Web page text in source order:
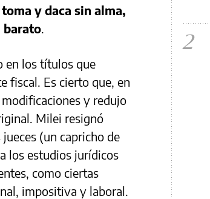
y daca sin alma,
barato.
en los títulos que
fiscal. Es cierto que, en
y redujo
Milei resignó
(un capricho de
los estudios jurídicos
como ciertas
impositiva y laboral.
2